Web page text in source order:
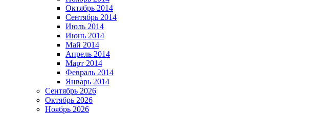
Октябрь 2014
Сентябрь 2014
Июль 2014
Июнь 2014
Май 2014
Апрель 2014
Март 2014
Февраль 2014
Январь 2014
Сентябрь 2026
Октябрь 2026
Ноябрь 2026